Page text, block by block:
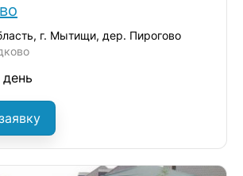
г. Мытищи, дер. Пирогово
день